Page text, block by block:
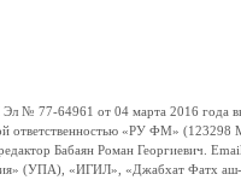
77-64961 от 04 марта 2016 года
ответственностью «РУ ФМ»
Бабаян Роман Георгиевич.
(УПА), «ИГИЛ», «Джабхат